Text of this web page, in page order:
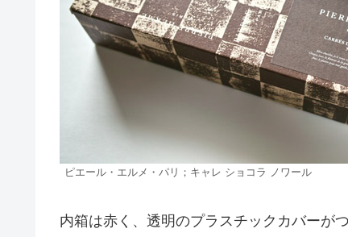
ピエール・エルメ・パリ；キャレ ショコラ ノワール
内箱は赤く、透明のプラスチックカバーが